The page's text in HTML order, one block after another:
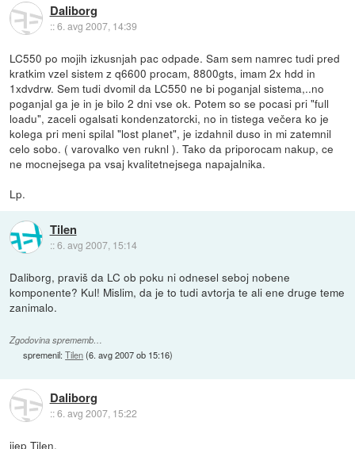
Daliborg
::6. avg 2007, 14:39
LC550 po mojih izkusnjah pac odpade. Sam sem namrec tudi pred
kratkim vzel sistem z q6600 procam, 8800gts, imam 2x hdd in
1xdvdrw. Sem tudi dvomil da LC550 ne bi poganjal sistema,..no
poganjal ga je in je bilo 2 dni vse ok. Potem so se pocasi pri "full
loadu", zaceli ogalsati kondenzatorcki, no in tistega večera ko je
kolega pri meni spilal "lost planet", je izdahnil duso in mi zatemnil
celo sobo. ( varovalko ven ruknl ). Tako da priporocam nakup, ce
ne mocnejsega pa vsaj kvalitetnejsega napajalnika.
Lp.
Tilen
::6. avg 2007, 15:14
Daliborg, praviš da LC ob poku ni odnesel seboj nobene
komponente? Kul! Mislim, da je to tudi avtorja te ali ene druge teme
zanimalo.
Zgodovina sprememb…
spremenil:Tilen(6. avg 2007 ob 15:16)
Daliborg
::6. avg 2007, 15:22
ijep Tilen,